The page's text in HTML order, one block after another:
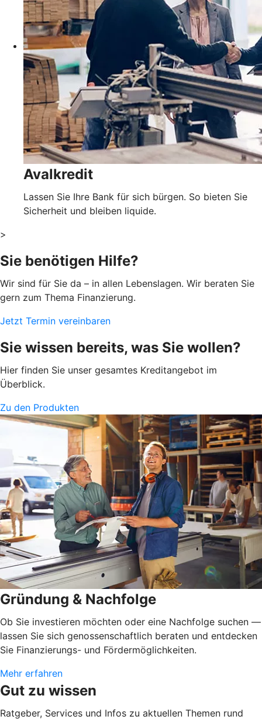
Avalkredit
Lassen Sie Ihre Bank für sich bürgen. So bieten Sie
Sicherheit und bleiben liquide.
>
Sie benötigen Hilfe?
Wir sind für Sie da – in allen Lebenslagen. Wir beraten Sie
gern zum Thema Finanzierung.
Jetzt Termin vereinbaren
Sie wissen bereits, was Sie wollen?
Hier finden Sie unser gesamtes Kreditangebot im
Überblick.
Zu den Produkten
Gründung & Nachfolge
Ob Sie investieren möchten oder eine Nachfolge suchen —
lassen Sie sich genossenschaftlich beraten und entdecken
Sie Finanzierungs- und Fördermöglichkeiten.
Mehr erfahren
Gut zu wissen
Ratgeber, Services und Infos zu aktuellen Themen rund